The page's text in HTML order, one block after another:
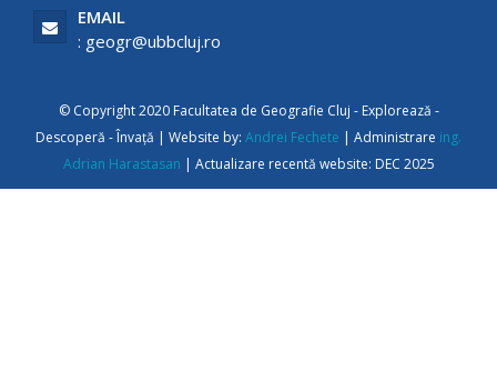
EMAIL
: geogr@ubbcluj.ro
© Copyright 2020 Facultatea de Geografie Cluj - Explorează -
Descoperă - Învață | Website by: Andrei Fechete | Administrare ing.
Adrian Harastasan | Actualizare recentă website: DEC 2025